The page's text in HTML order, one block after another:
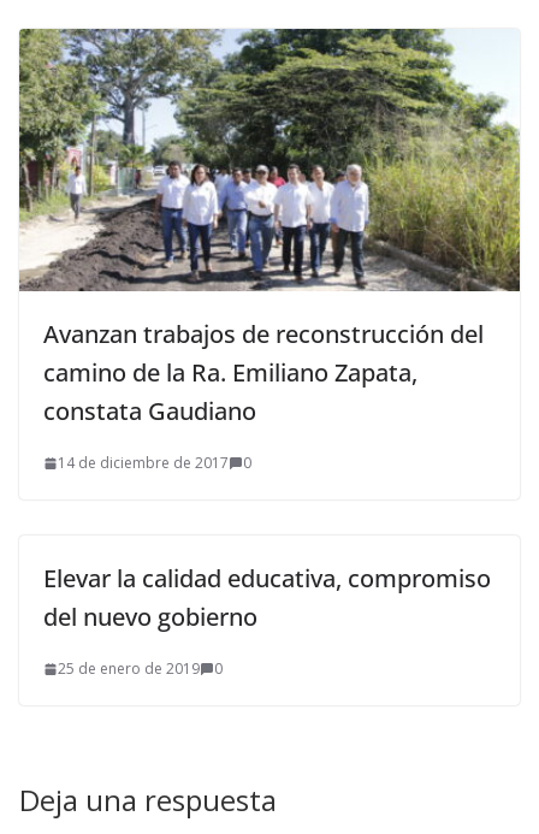
Avanzan trabajos de reconstrucción del
camino de la Ra. Emiliano Zapata,
constata Gaudiano
14 de diciembre de 2017 0
Elevar la calidad educativa, compromiso
del nuevo gobierno
25 de enero de 2019 0
Deja una respuesta